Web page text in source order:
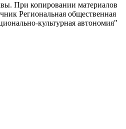
При копировании материалов
Региональная общественная
культурная автономия"